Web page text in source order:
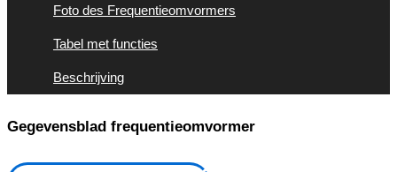
Foto des Frequentieomvormers
Tabel met functies
Beschrijving
Gegevensblad frequentieomvormer